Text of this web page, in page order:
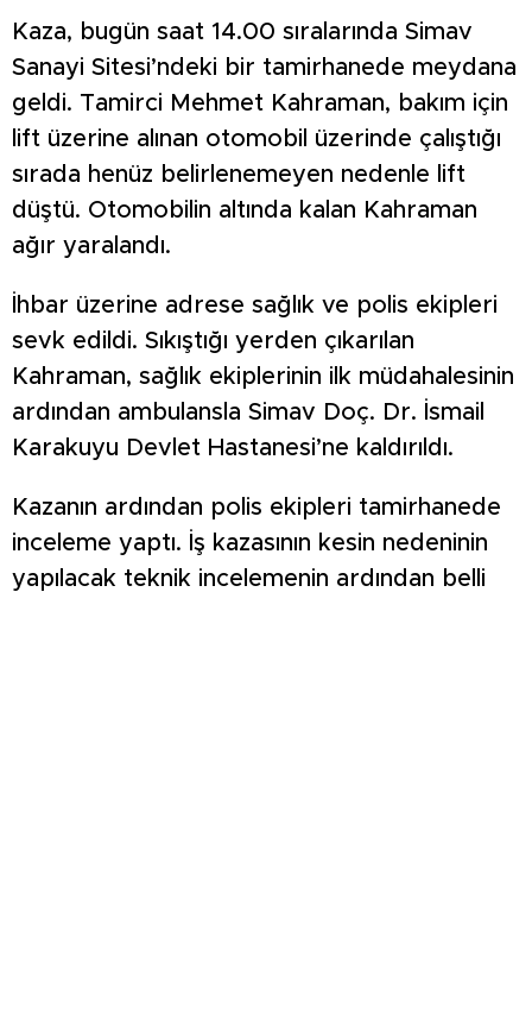
Kaza, bugün saat 14.00 sıralarında Simav
Sanayi Sitesi’ndeki bir tamirhanede meydana
geldi. Tamirci Mehmet Kahraman, bakım için
lift üzerine alınan otomobil üzerinde çalıştığı
sırada henüz belirlenemeyen nedenle lift
düştü. Otomobilin altında kalan Kahraman
ağır yaralandı.
İhbar üzerine adrese sağlık ve polis ekipleri
sevk edildi. Sıkıştığı yerden çıkarılan
Kahraman, sağlık ekiplerinin ilk müdahalesinin
ardından ambulansla Simav Doç. Dr. İsmail
Karakuyu Devlet Hastanesi’ne kaldırıldı.
Kazanın ardından polis ekipleri tamirhanede
inceleme yaptı. İş kazasının kesin nedeninin
yapılacak teknik incelemenin ardından belli